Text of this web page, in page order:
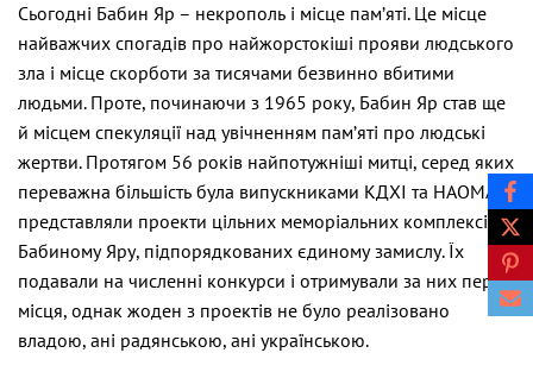
Сьогодні Бабин Яр – некрополь і місце пам’яті. Це місце
найважчих спогадів про найжорстокіші прояви людського
зла і місце скорботи за тисячами безвинно вбитими
людьми. Проте, починаючи з 1965 року, Бабин Яр став ще
й місцем спекуляції над увічненням пам’яті про людські
жертви. Протягом 56 років найпотужніші митці, серед яких
переважна більшість була випускниками КДХІ та НАОМА,
представляли проекти цільних меморіальних комплексів в
Бабиному Яру, підпорядкованих єдиному замислу. Їх
подавали на численні конкурси і отримували за них перші
місця, однак жоден з проектів не було реалізовано
владою, ані радянською, ані українською.